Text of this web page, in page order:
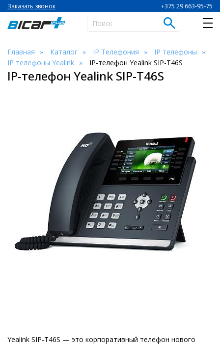
+375 29 663-95-75
Заказать звонок
Главная Каталог IP Телефония
IP телефоны
IP телефоны Yealink
IP-телефон Yealink SIP-T46S
IP-телефон Yealink SIP-T46S
Yealink SIP-T46S — это корпоративный телефон нового